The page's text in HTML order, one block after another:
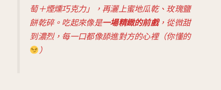
萄＋煙燻巧克力」，再灑上蜜地瓜乾、玫瑰鹽
餅乾碎。吃起來像是一場精緻的前戲，從微甜
到濃烈，每一口都像舔進對方的心裡（你懂的
）